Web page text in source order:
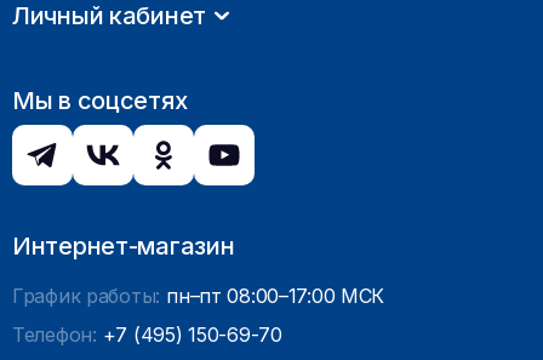
Личный кабинет
Мы в соцсетях
Интернет-магазин
График работы: пн–пт 08:00–17:00 МСК
Телефон: +7 (495) 150-69-70